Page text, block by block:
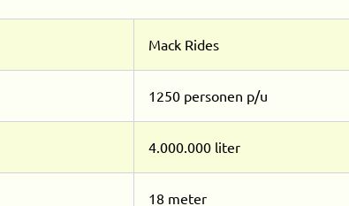
Mack Rides
1250 personen p/u
4.000.000 liter
18 meter